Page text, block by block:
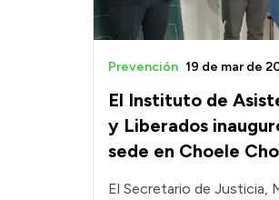
El Instituto de
y Liberados
sede en Choele
Prevención 19 de mar de
El Secretario de Justicia,